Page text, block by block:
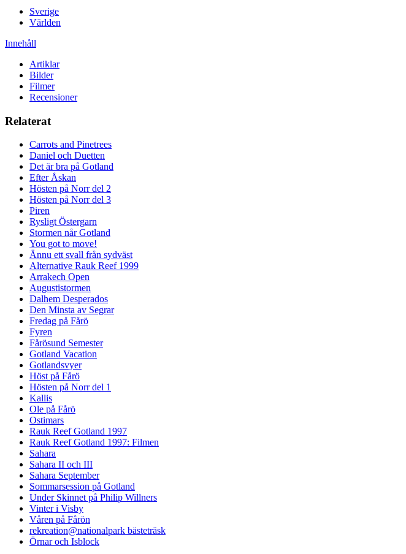
Sverige
Världen
Innehåll
Artiklar
Bilder
Filmer
Recensioner
Relaterat
Carrots and Pinetrees
Daniel och Duetten
Det är bra på Gotland
Efter Åskan
Hösten på Norr del 2
Hösten på Norr del 3
Piren
Rysligt Östergarn
Stormen når Gotland
You got to move!
Ännu ett svall från sydväst
Alternative Rauk Reef 1999
Arrakech Open
Augustistormen
Dalhem Desperados
Den Minsta av Segrar
Fredag på Fårö
Fyren
Fårösund Semester
Gotland Vacation
Gotlandsvyer
Höst på Fårö
Hösten på Norr del 1
Kallis
Ole på Fårö
Ostimars
Rauk Reef Gotland 1997
Rauk Reef Gotland 1997: Filmen
Sahara
Sahara II och III
Sahara September
Sommarsession på Gotland
Under Skinnet på Philip Willners
Vinter i Visby
Våren på Fårön
rekreation@nationalpark bästeträsk
Örnar och Isblock